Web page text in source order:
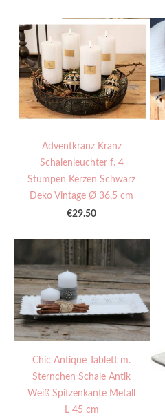
Adventkranz Kranz
Schalenleuchter f. 4
Stumpen Kerzen Schwarz
Deko Vintage Ø 36,5 cm
€29.50
Chic Antique Tablett m.
Sternchen Schale Antik
Weiß Spitzenkante Metall
L 45 cm